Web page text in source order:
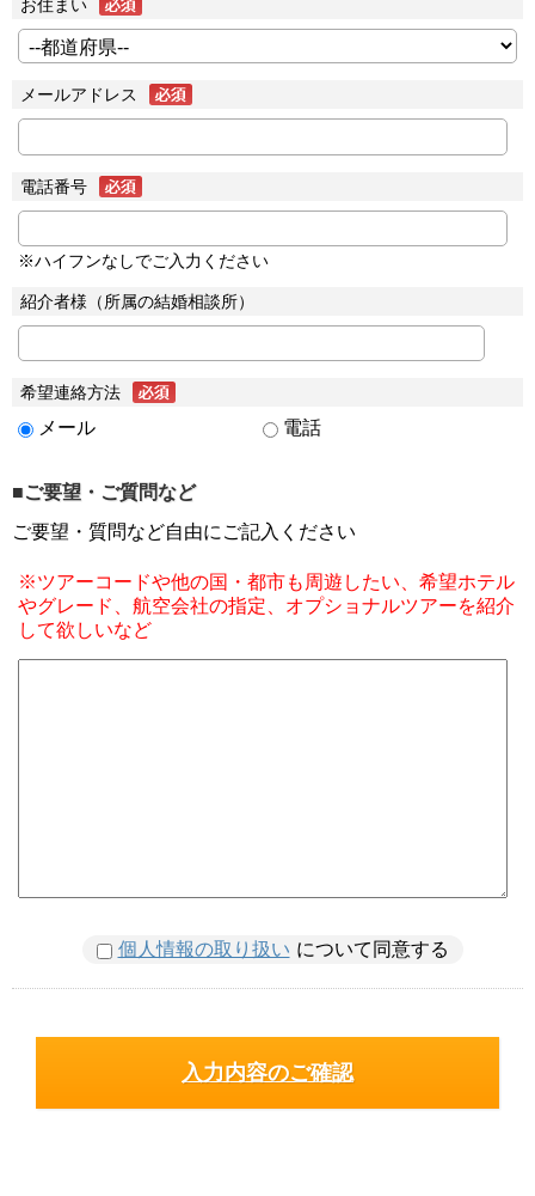
お住まい
メールアドレス
電話番号
※ハイフンなしでご入力ください
紹介者様（所属の結婚相談所）
希望連絡方法
メール 電話
■ご要望・ご質問など
ご要望・質問など自由にご記入ください
※ツアーコードや他の国・都市も周遊したい、希望ホテル
やグレード、航空会社の指定、オプショナルツアーを紹介
して欲しいなど
個人情報の取り扱い について同意する